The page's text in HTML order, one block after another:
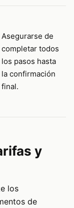
Asegurarse de
completar todos
los pasos hasta
la confirmación
final.
y
los
de